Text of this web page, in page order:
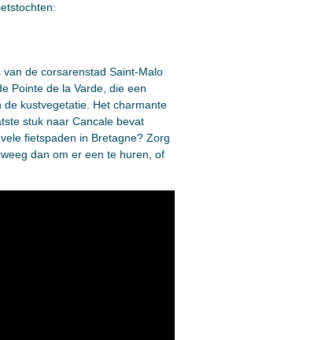
de corsarenstad Saint-Malo
Pointe de la Varde, die een
kustvegetatie. Het charmante
stuk naar Cancale bevat
fietspaden in Bretagne? Zorg
dan om er een te huren, of